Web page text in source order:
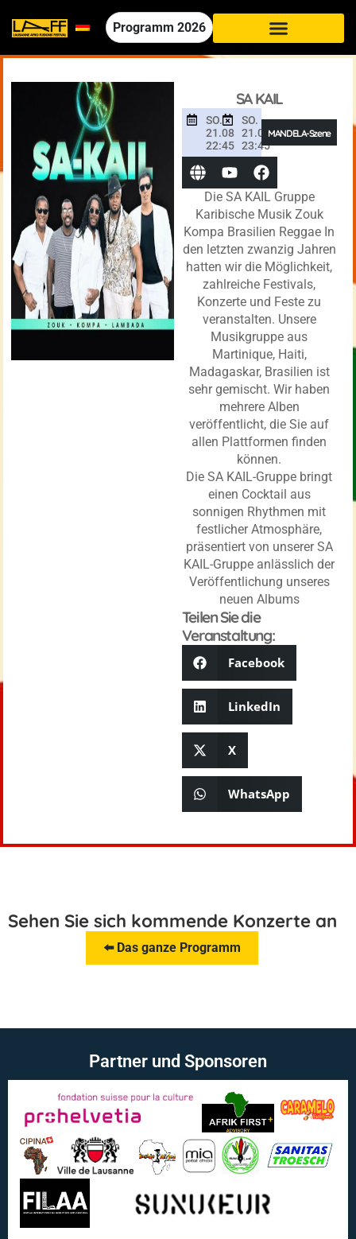
Programm 2026
SA KAIL
SO.
21.08
22:45
SO.
21.08
23:45
MANDELA-Szene
Die SA KAIL Gruppe
Karibische Musik Zouk
Kompa Brasilien Reggae In
den letzten zwanzig Jahren
hatten wir die Möglichkeit,
zahlreiche Festivals,
Konzerte und Feste zu
veranstalten. Unsere
Musikgruppe aus
Martinique, Haiti,
Madagaskar, Brasilien ist
sehr gemischt. Wir haben
mehrere Alben
veröffentlicht, die Sie auf
allen Plattformen finden
können.
Die SA KAIL-Gruppe bringt
einen Cocktail aus
sonnigen Rhythmen mit
festlicher Atmosphäre,
präsentiert von unserer SA
KAIL-Gruppe anlässlich der
Veröffentlichung unseres
neuen Albums
Teilen Sie die
Veranstaltung:
Facebook
LinkedIn
X
WhatsApp
Sehen Sie sich kommende Konzerte an
⬅️ Das ganze Programm
Partner und Sponsoren